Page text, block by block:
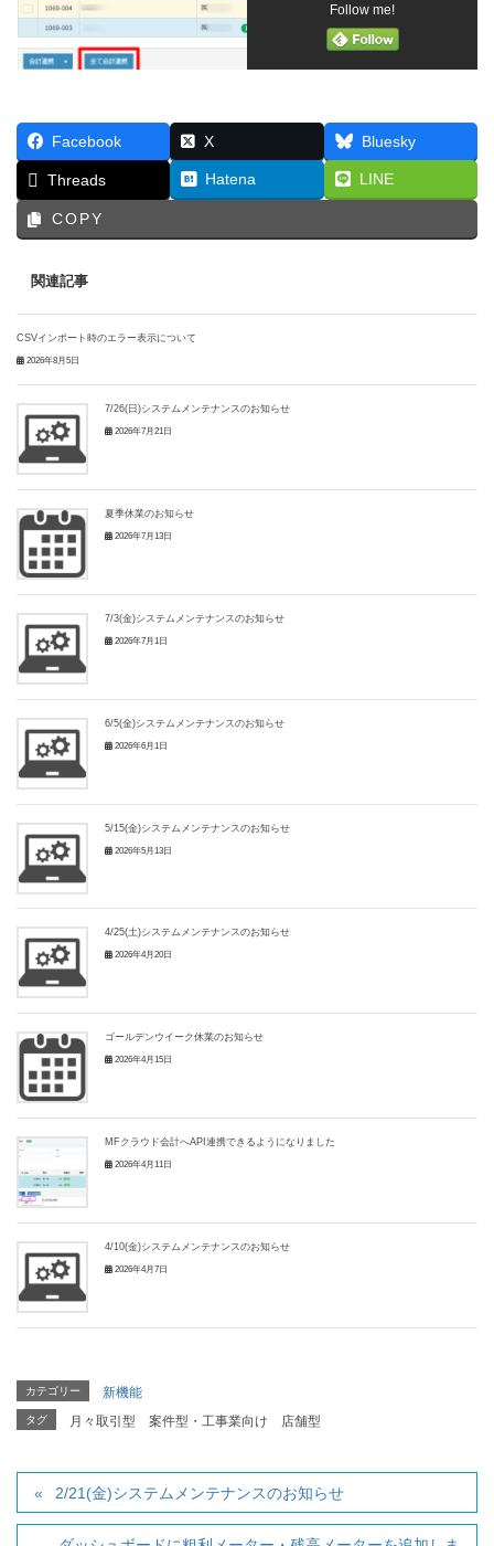
Follow me!
Facebook X Bluesky
Threads Hatena LINE
COPY
関連記事
CSVインポート時のエラー表示について
2026年8月5日
7/26(日)システムメンテナンスのお知らせ
2026年7月21日
夏季休業のお知らせ
2026年7月13日
7/3(金)システムメンテナンスのお知らせ
2026年7月1日
6/5(金)システムメンテナンスのお知らせ
2026年6月1日
5/15(金)システムメンテナンスのお知らせ
2026年5月13日
4/25(土)システムメンテナンスのお知らせ
2026年4月20日
ゴールデンウイーク休業のお知らせ
2026年4月15日
MFクラウド会計へAPI連携できるようになりました
2026年4月11日
4/10(金)システムメンテナンスのお知らせ
2026年4月7日
カテゴリー 新機能
タグ 月々取引型 案件型・工事業向け 店舗型
2/21(金)システムメンテナンスのお知らせ